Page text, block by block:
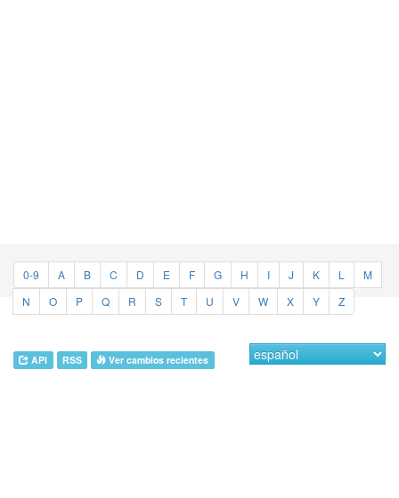
0-9 A B C D E F G H I J K L
M
N
O P Q R S T U V W X Y Z
API RSS Ver cambios recientes